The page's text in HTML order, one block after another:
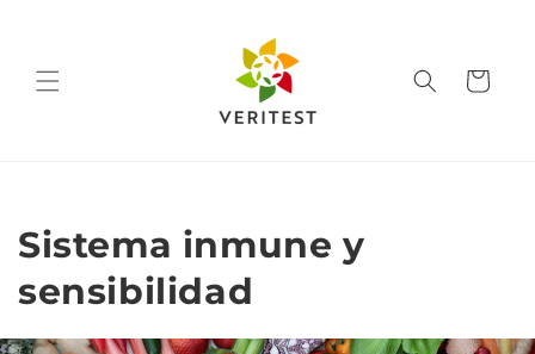
Carrito
Sistema inmune y
sensibilidad